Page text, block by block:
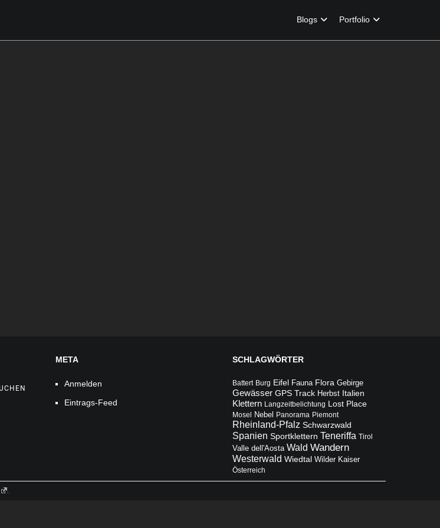
Blogs Portfolio
META
Anmelden
Eintrags-Feed
SCHLAGWÖRTER
Battert Burg Eifel Fauna Flora Gebirge
Gewässer GPS Track Herbst Italien
Klettern Langzeitbelichtung Lost Place
Mosel Nebel Panorama Piemont
Rheinland-Pfalz Schwarzwald
Spanien Sportklettern Teneriffa Tirol
Valle dell'Aosta Wald Wandern
Westerwald Wiedtal Wilder Kaiser
Österreich
.